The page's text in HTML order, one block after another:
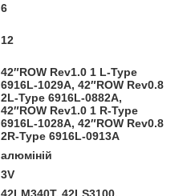
6
12
42″ROW Rev1.0 1 L-Type
6916L-1029A, 42″ROW Rev0.8
2L-Type 6916L-0882A,
42″ROW Rev1.0 1 R-Type
6916L-1028A, 42″ROW Rev0.8
2R-Type 6916L-0913A
алюміній
3V
42LM340T, 42LS3100,